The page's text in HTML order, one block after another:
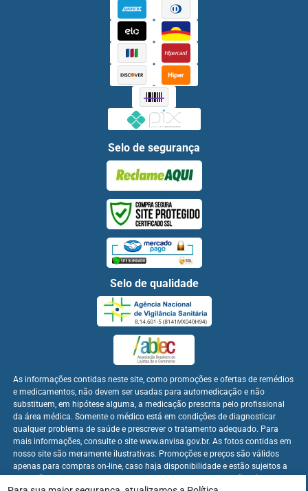
Selo de segurança
Selo de qualidade
As informações contidas neste site, como promoções e ofertas de remédios
e medicamentos, não devem ser usadas para automedicação e não
substituem, em hipótese alguma, a medicação prescrita pelo profissional
da área médica. Somente o médico está em condições de diagnosticar
qualquer problema de saúde e prescrever o tratamento adequado. Para
mais informações, consulte o site www.anvisa.gov.br. As fotos contidas em
nosso site são meramente ilustrativas. Promoções e preços são válidos
apenas para compras on-line, caso haja disponibilidade e estão sujeitos a